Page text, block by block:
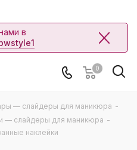
в
0
— слайдеры для маникюра -
— слайдеры для маникюра -
наклейки